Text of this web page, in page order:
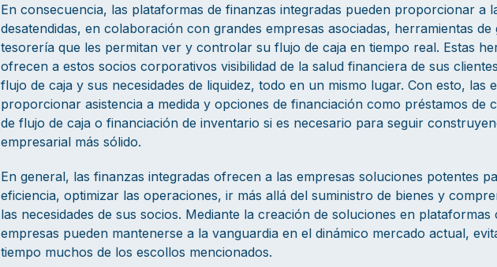
En consecuencia, las plataformas de finanzas integradas pueden proporcionar a
desatendidas, en colaboración con grandes empresas asociadas, herramientas de
tesorería que les permitan ver y controlar su flujo de caja en tiempo real. Estas
ofrecen a estos socios corporativos visibilidad de la salud financiera de sus
flujo de caja y sus necesidades de liquidez, todo en un mismo lugar. Con esto, las
proporcionar asistencia a medida y opciones de financiación como préstamos de
de flujo de caja o financiación de inventario si es necesario para seguir
empresarial más sólido.
En general, las finanzas integradas ofrecen a las empresas soluciones potentes
eficiencia, optimizar las operaciones, ir más allá del suministro de bienes y
las necesidades de sus socios. Mediante la creación de soluciones en plataformas
empresas pueden mantenerse a la vanguardia en el dinámico mercado actual,
tiempo muchos de los escollos mencionados.